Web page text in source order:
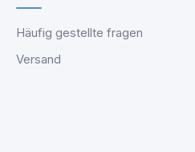
Häufig gestellte fragen
Versand